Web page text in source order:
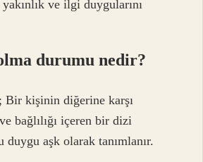
ve ilgi duygularını
durumu nedir?
kişinin diğerine karşı
bağlılığı içeren bir dizi
duygu aşk olarak tanımlanır.